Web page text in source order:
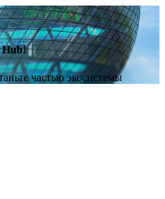
Hub!
частью экосистемы